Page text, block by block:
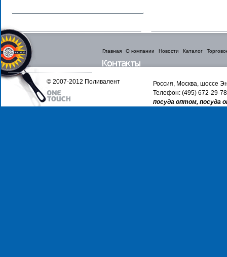
Главная О компании Новости Каталог
Россия, Москва, шоссе
Телефон: (495) 672-29-
посуда оптом, посуда
© 2007-2012 Поливалент